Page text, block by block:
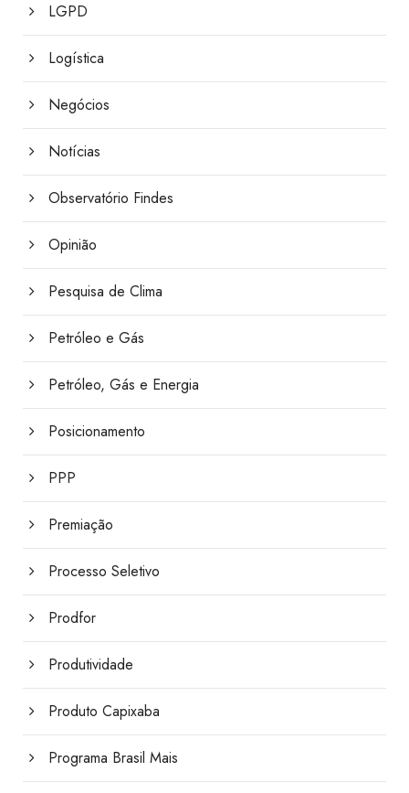
LGPD
Logística
Negócios
Notícias
Observatório Findes
Opinião
Pesquisa de Clima
Petróleo e Gás
Petróleo, Gás e Energia
Posicionamento
PPP
Premiação
Processo Seletivo
Prodfor
Produtividade
Produto Capixaba
Programa Brasil Mais